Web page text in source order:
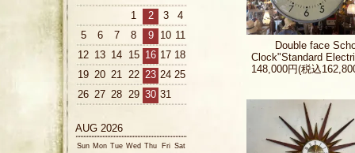
Double face
Clock"Standard
148,000円(税込
1 2 3
4
5
6 7 8 9 10 11
12 13 14 15 16 17 18
19 20 21 22 23 24 25
26 27 28 29 30 31
AUG 2026
Sun Mon Tue Wed Thu Fri Sat